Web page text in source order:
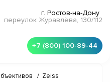
г. Ростов-на-Дону
переулок Журавлёва, 130/112
+7 (800) 100-89-44
/ Zeiss